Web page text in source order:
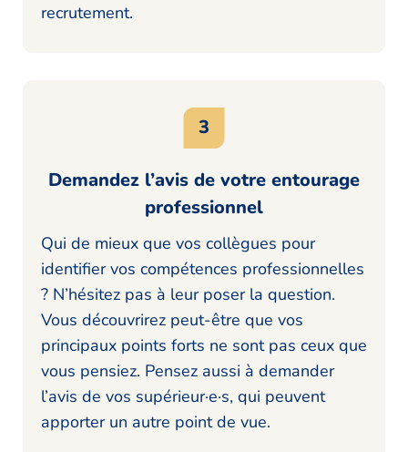
recrutement.
Demandez l’avis de votre entourage
professionnel
Qui de mieux que vos collègues pour
identifier vos compétences professionnelles
? N’hésitez pas à leur poser la question.
Vous découvrirez peut-être que vos
principaux points forts ne sont pas ceux que
vous pensiez. Pensez aussi à demander
l’avis de vos supérieur·e·s, qui peuvent
apporter un autre point de vue.